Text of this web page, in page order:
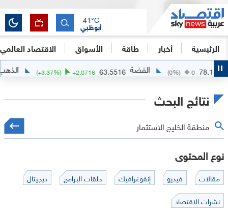
الرئيسية أخبار طاقة الأسواق الاقتصاد العالمي
أبوظبي
41°C
(0 الفضة 63.5516
+2.0716
(+3.37%) الذهب 4341.7114
نتائج البحث
نوع المحتوى
مقالات فيديو إنفوغرافيك حلقات البرامج
ديجيتال
نشرات الاقتصاد